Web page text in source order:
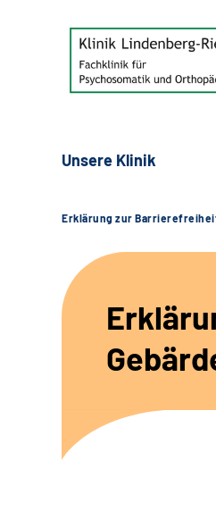
Unsere Klinik
Erklärung zur